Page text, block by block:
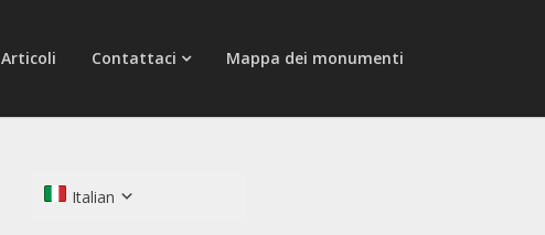
Articoli Contattaci Mappa dei monumenti
Italian